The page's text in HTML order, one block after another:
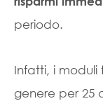
periodo.
Infatti, i moduli
genere per 25